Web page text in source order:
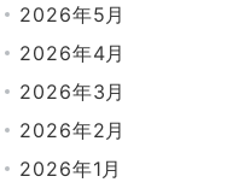
2026年5月
2026年4月
2026年3月
2026年2月
2026年1月